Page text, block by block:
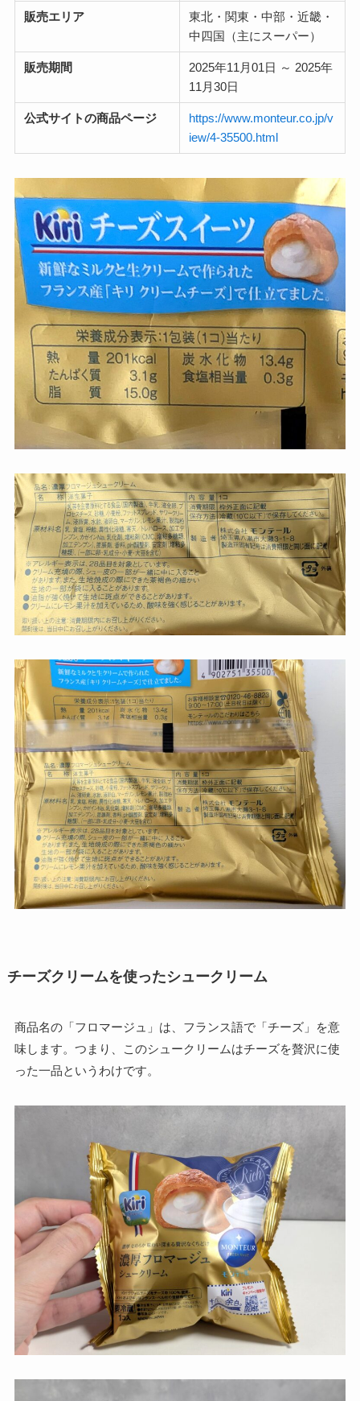
販売エリア
東北・関東・中部・近畿・
中四国（主にスーパー）
販売期間
2025年11月01日 ～ 2025年
11月30日
公式サイトの商品ページ
https://www.monteur.co.jp/v
iew/4-35500.html
チーズクリームを使ったシュークリーム
商品名の「フロマージュ」は、フランス語で「チーズ」を意
味します。つまり、このシュークリームはチーズを贅沢に使
った一品というわけです。